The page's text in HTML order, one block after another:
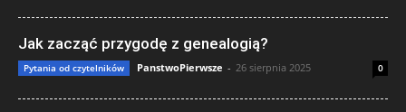
Jak zacząć przygodę z genealogią?
Pytania od czytelników PanstwoPierwsze - 26 sierpnia 2025 0